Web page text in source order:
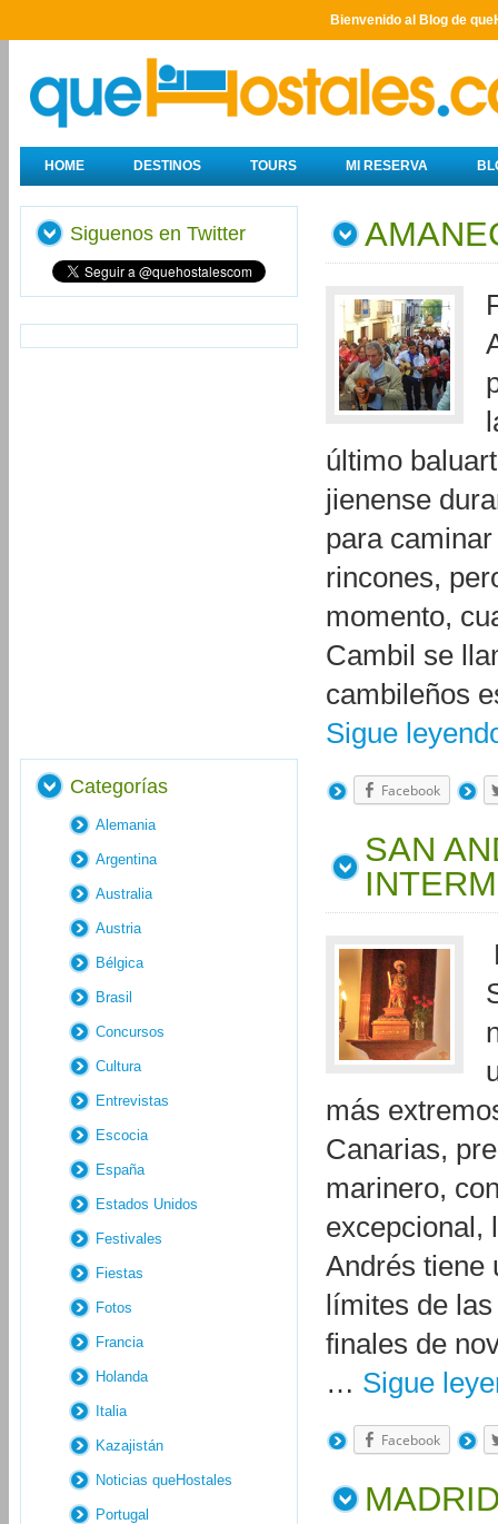
Bienvenido al Blog de
HOME DESTINOS TOURS MI RESERVA
último
jienense
para
rincones,
momento,
Cambil se
cambileños
Sigue
Facebook
SAN
más
Canarias,
marinero,
excepcional,
Andrés tiene
límites de
finales de
… Sigue
Facebook
Siguenos en Twitter
Categorías
Alemania
Argentina
Australia
Austria
Bélgica
Brasil
Concursos
Cultura
Entrevistas
Escocia
España
Estados Unidos
Festivales
Fiestas
Fotos
Francia
Holanda
Italia
Kazajistán
Noticias queHostales
Portugal